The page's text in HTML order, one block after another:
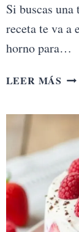
Si buscas
receta te va a
horno para…
LEER MÁS
Y